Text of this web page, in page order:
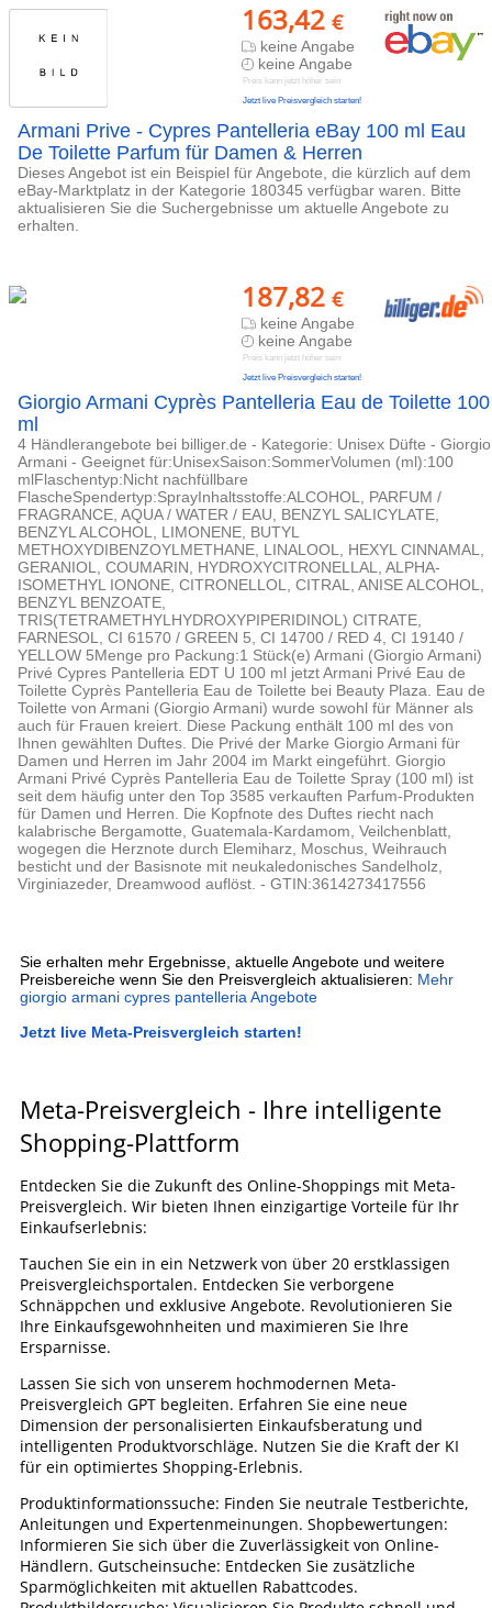
163,42 €
keine Angabe
keine Angabe
Preis kann jetzt höher sein
Jetzt live Preisvergleich starten!
Armani Prive - Cypres Pantelleria eBay 100 ml Eau
De Toilette Parfum für Damen & Herren
Dieses Angebot ist ein Beispiel für Angebote, die kürzlich auf dem
eBay-Marktplatz in der Kategorie 180345 verfügbar waren. Bitte
aktualisieren Sie die Suchergebnisse um aktuelle Angebote zu
erhalten.
187,82 €
keine Angabe
keine Angabe
Preis kann jetzt höher sein
Jetzt live Preisvergleich starten!
Giorgio Armani Cyprès Pantelleria Eau de Toilette 100
ml
4 Händlerangebote bei billiger.de - Kategorie: Unisex Düfte - Giorgio
Armani - Geeignet für:UnisexSaison:SommerVolumen (ml):100
mlFlaschentyp:Nicht nachfüllbare
FlascheSpendertyp:SprayInhaltsstoffe:ALCOHOL, PARFUM /
FRAGRANCE, AQUA / WATER / EAU, BENZYL SALICYLATE,
BENZYL ALCOHOL, LIMONENE, BUTYL
METHOXYDIBENZOYLMETHANE, LINALOOL, HEXYL CINNAMAL,
GERANIOL, COUMARIN, HYDROXYCITRONELLAL, ALPHA-
ISOMETHYL IONONE, CITRONELLOL, CITRAL, ANISE ALCOHOL,
BENZYL BENZOATE,
TRIS(TETRAMETHYLHYDROXYPIPERIDINOL) CITRATE,
FARNESOL, CI 61570 / GREEN 5, CI 14700 / RED 4, CI 19140 /
YELLOW 5Menge pro Packung:1 Stück(e) Armani (Giorgio Armani)
Privé Cypres Pantelleria EDT U 100 ml jetzt Armani Privé Eau de
Toilette Cyprès Pantelleria Eau de Toilette bei Beauty Plaza. Eau de
Toilette von Armani (Giorgio Armani) wurde sowohl für Männer als
auch für Frauen kreiert. Diese Packung enthält 100 ml des von
Ihnen gewählten Duftes. Die Privé der Marke Giorgio Armani für
Damen und Herren im Jahr 2004 im Markt eingeführt. Giorgio
Armani Privé Cyprès Pantelleria Eau de Toilette Spray (100 ml) ist
seit dem häufig unter den Top 3585 verkauften Parfum-Produkten
für Damen und Herren. Die Kopfnote des Duftes riecht nach
kalabrische Bergamotte, Guatemala-Kardamom, Veilchenblatt,
wogegen die Herznote durch Elemiharz, Moschus, Weihrauch
besticht und der Basisnote mit neukaledonisches Sandelholz,
Virginiazeder, Dreamwood auflöst. - GTIN:3614273417556
Sie erhalten mehr Ergebnisse, aktuelle Angebote und weitere
Preisbereiche wenn Sie den Preisvergleich aktualisieren: Mehr
giorgio armani cypres pantelleria Angebote
Jetzt live Meta-Preisvergleich starten!
Meta-Preisvergleich - Ihre intelligente
Shopping-Plattform
Entdecken Sie die Zukunft des Online-Shoppings mit Meta-
Preisvergleich. Wir bieten Ihnen einzigartige Vorteile für Ihr
Einkaufserlebnis:
Tauchen Sie ein in ein Netzwerk von über 20 erstklassigen
Preisvergleichsportalen. Entdecken Sie verborgene
Schnäppchen und exklusive Angebote. Revolutionieren Sie
Ihre Einkaufsgewohnheiten und maximieren Sie Ihre
Ersparnisse.
Lassen Sie sich von unserem hochmodernen Meta-
Preisvergleich GPT begleiten. Erfahren Sie eine neue
Dimension der personalisierten Einkaufsberatung und
intelligenten Produktvorschläge. Nutzen Sie die Kraft der KI
für ein optimiertes Shopping-Erlebnis.
Produktinformationssuche: Finden Sie neutrale Testberichte,
Anleitungen und Expertenmeinungen. Shopbewertungen:
Informieren Sie sich über die Zuverlässigkeit von Online-
Händlern. Gutscheinsuche: Entdecken Sie zusätzliche
Sparmöglichkeiten mit aktuellen Rabattcodes.